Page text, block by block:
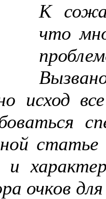
К
что
исход
очков